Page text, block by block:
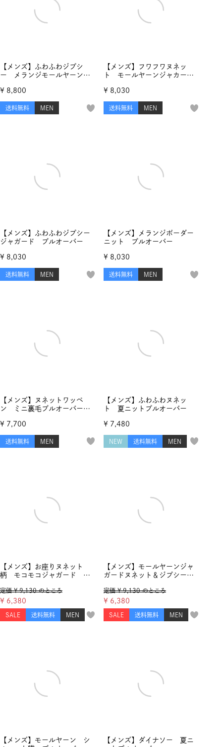
【メンズ】ふわふわジプシ
ー メランジモールヤーンジ
¥ 8,800
送料無料 MEN
【メンズ】フワフワヌネッ
ト モールヤーンジャカード
¥ 8,030
送料無料 MEN
【メンズ】ふわふわジプシー
ジャガード プルオーバー
¥ 8,030
送料無料 MEN
【メンズ】メランジボーダー
ニット プルオーバー
¥ 8,030
送料無料 MEN
【メンズ】ヌネットワッペ
ン ミニ裏毛プルオーバー
¥ 7,700
送料無料 MEN
【メンズ】ふわふわヌネッ
ト 夏ニットプルオーバー
¥ 7,480
NEW 送料無料 MEN
【メンズ】お座りヌネット
柄 モコモコジャガード プ
定価 ¥ 9,130 のところ
¥ 6,380
SALE 送料無料 MEN
【メンズ】モールヤーンジャ
ガードヌネット＆ジプシー
定価 ¥ 9,130 のところ
¥ 6,380
SALE 送料無料 MEN
【メンズ】モールヤーン シ
【メンズ】ダイナソー 夏ニ